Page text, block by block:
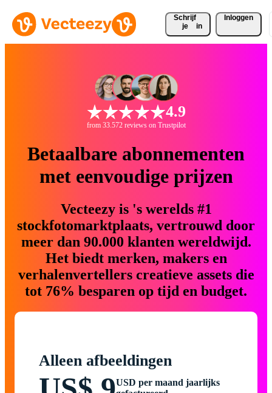
Schrijf
je
in
Inloggen
4.9
from 33.572 reviews on Trustpilot
Betaalbare abonnementen
met eenvoudige prijzen
Vecteezy is 's werelds #1
stockfotomarktplaats, vertrouwd door
meer dan 90.000 klanten wereldwijd.
Het biedt merken, makers en
verhalenvertellers creatieve assets die
tot 76% besparen op tijd en budget.
Alleen afbeeldingen
USD per maand jaarlijks